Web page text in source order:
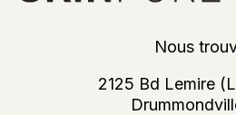
Nous
2125 Bd Lemire